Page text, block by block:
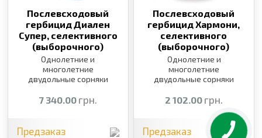
Послевсходовый
гербицид Диален
Супер, селективного
(выборочного)
действия,10 л
Однолетние и
многолетние
двудольные сорняки
7 340.00 грн.
Предзаказ
Послевсходовый
гербицид Хармони,
селективного
(выборочного)
действия,100 г
Однолетние и
многолетние
двудольные сорняки
2 102.00 грн.
Предзаказ